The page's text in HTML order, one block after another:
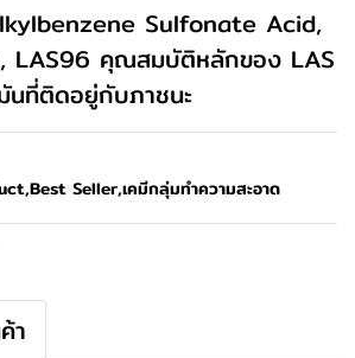
Sulfonate Acid,
, LAS96 คุณสมบัติหลักของ LAS
นที่ติดอยู่กับภาชนะ
,Best Seller,เคมีกลุ่มทำความสะอาด
า